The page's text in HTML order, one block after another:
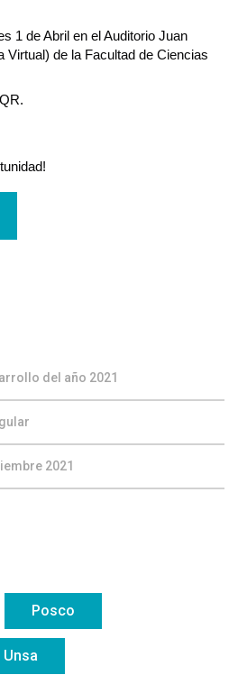
1 de Abril en el Auditorio Juan
Virtual) de la Facultad de Ciencias
del año 2021
2021
Posco
Unsa